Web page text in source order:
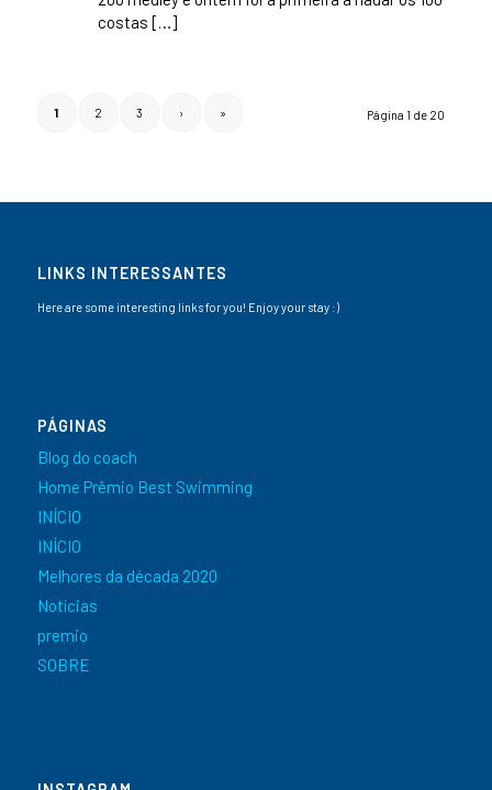
costas […]
Página 1 de 20
1 2 3 › »
LINKS INTERESSANTES
Here are some interesting links for you! Enjoy your stay :)
PÁGINAS
Blog do coach
Home Prêmio Best Swimming
INÍCIO
INÍCIO
Melhores da década 2020
Notícias
premio
SOBRE